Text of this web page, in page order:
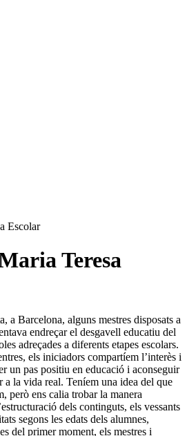
Escolar
Teresa
a Barcelona, alguns mestres disposats a
endreçar el desgavell educatiu del
adreçades a diferents etapes escolars.
els iniciadors compartíem l’interès i
un pas positiu en educació i aconseguir
a la vida real. Teníem una idea del que
però ens calia trobar la manera
dels continguts, els vessants
segons les edats dels alumnes,
del primer moment, els mestres i